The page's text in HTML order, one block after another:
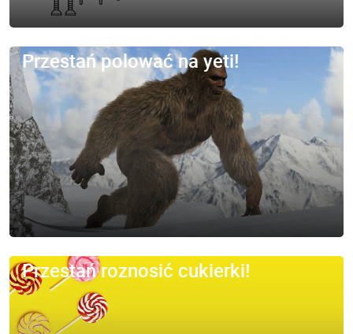
Przestań polować na yeti!
Przestań roznosić cukierki!